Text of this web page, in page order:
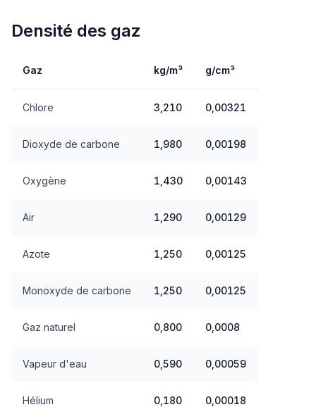
Densité des gaz
Gaz kg/m³ g/cm³
Chlore 3,210 0,00321
Dioxyde de carbone 1,980 0,00198
Oxygène 1,430 0,00143
Air 1,290 0,00129
Azote 1,250 0,00125
Monoxyde de carbone 1,250 0,00125
Gaz naturel 0,800 0,0008
Vapeur d'eau 0,590 0,00059
Hélium 0,180 0,00018